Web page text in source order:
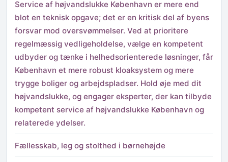
Service af højvandslukke København er mere end
blot en teknisk opgave; det er en kritisk del af byens
forsvar mod oversvømmelser. Ved at prioritere
regelmæssig vedligeholdelse, vælge en kompetent
udbyder og tænke i helhedsorienterede løsninger, får
København et mere robust kloaksystem og mere
trygge boliger og arbejdspladser. Hold øje med dit
højvandslukke, og engager eksperter, der kan tilbyde
kompetent service af højvandslukke København og
relaterede ydelser.
Fællesskab, leg og stolthed i børnehøjde